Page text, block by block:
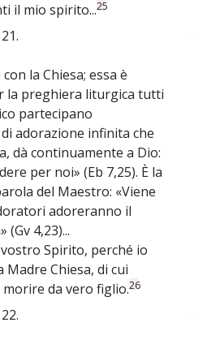
il mio spirito...25
21.
la Chiesa; essa è
la preghiera liturgica tutti
partecipano
adorazione infinita che
dà continuamente a Dio:
per noi» (Eb 7,25). È la
del Maestro: «Viene
adoreranno il
4,23)...
Spirito, perché io
Chiesa, di cui
da vero figlio.26
22.